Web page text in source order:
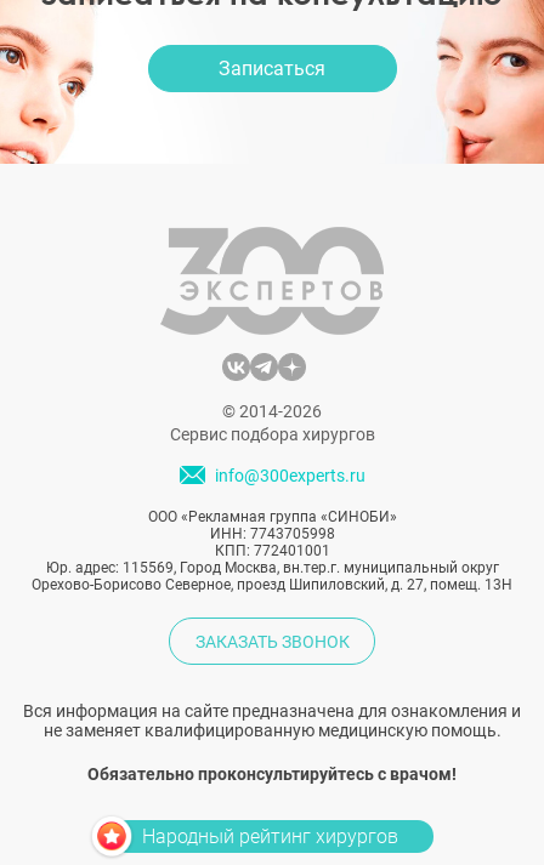
Записаться
© 2014-2026
Сервис подбора хирургов
info@300experts.ru
ООО «Рекламная группа «СИНОБИ»
ИНН: 7743705998
КПП: 772401001
Юр. адрес: 115569, Город Москва, вн.тер.г. муниципальный округ
Орехово-Борисово Северное, проезд Шипиловский, д. 27, помещ. 13Н
ЗАКАЗАТЬ ЗВОНОК
Вся информация на сайте предназначена для ознакомления и
не заменяет квалифицированную медицинскую помощь.
Обязательно проконсультируйтесь с врачом!
Народный рейтинг хирургов